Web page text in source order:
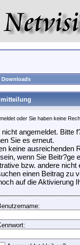
Downloads
oder Sie haben keine
nicht angemeldet. Bitte
Sie es erneut.
keine ausreichenden
wenn Sie Beitr?ge
bzw. andere nicht
einen Beitrag zu
auf die Aktivierung